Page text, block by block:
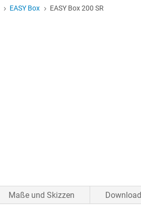
5 EASY Box 5 EASY Box 200 SR
Maße und Skizzen